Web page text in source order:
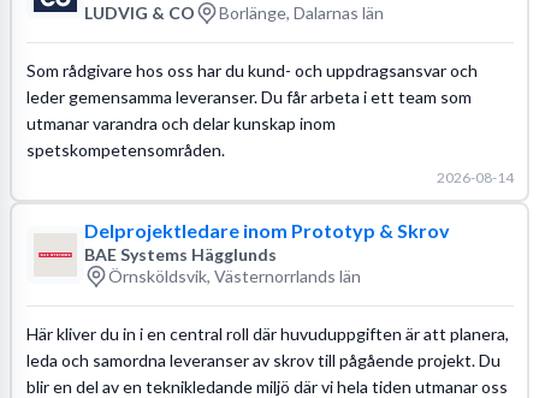
LUDVIG & CO Borlänge, Dalarnas län
Som rådgivare hos oss har du kund- och uppdragsansvar och
leder gemensamma leveranser. Du får arbeta i ett team som
utmanar varandra och delar kunskap inom
spetskompetensområden.
2026-08-14
Delprojektledare inom Prototyp & Skrov
BAE Systems Hägglunds
Örnsköldsvik, Västernorrlands län
Här kliver du in i en central roll där huvuduppgiften är att planera,
leda och samordna leveranser av skrov till pågående projekt. Du
blir en del av en teknikledande miljö där vi hela tiden utmanar oss